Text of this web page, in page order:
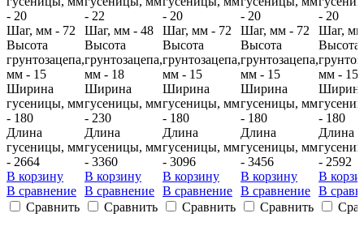
- 20
Шаг, мм - 72
Высота
грунтозацепа,
мм - 15
Ширина
гусеницы, мм
- 180
Длина
гусеницы, мм
- 2664
В корзину
В сравнение
Сравнить
- 22
Шаг, мм - 48
Высота
грунтозацепа,
мм - 18
Ширина
гусеницы, мм
- 230
Длина
гусеницы, мм
- 3360
В корзину
В сравнение
Сравнить
- 20
Шаг, мм - 72
Высота
грунтозацепа,
мм - 15
Ширина
гусеницы, мм
- 180
Длина
гусеницы, мм
- 3096
В корзину
В сравнение
Сравнить
- 20
Шаг, мм - 72
Высота
грунтозацепа,
мм - 15
Ширина
гусеницы, мм
- 180
Длина
гусеницы, мм
- 3456
В корзину
В сравнение
Сравнить
- 20
Шаг,
Высота
мм - 15
- 180
Длина
- 2592
В
В